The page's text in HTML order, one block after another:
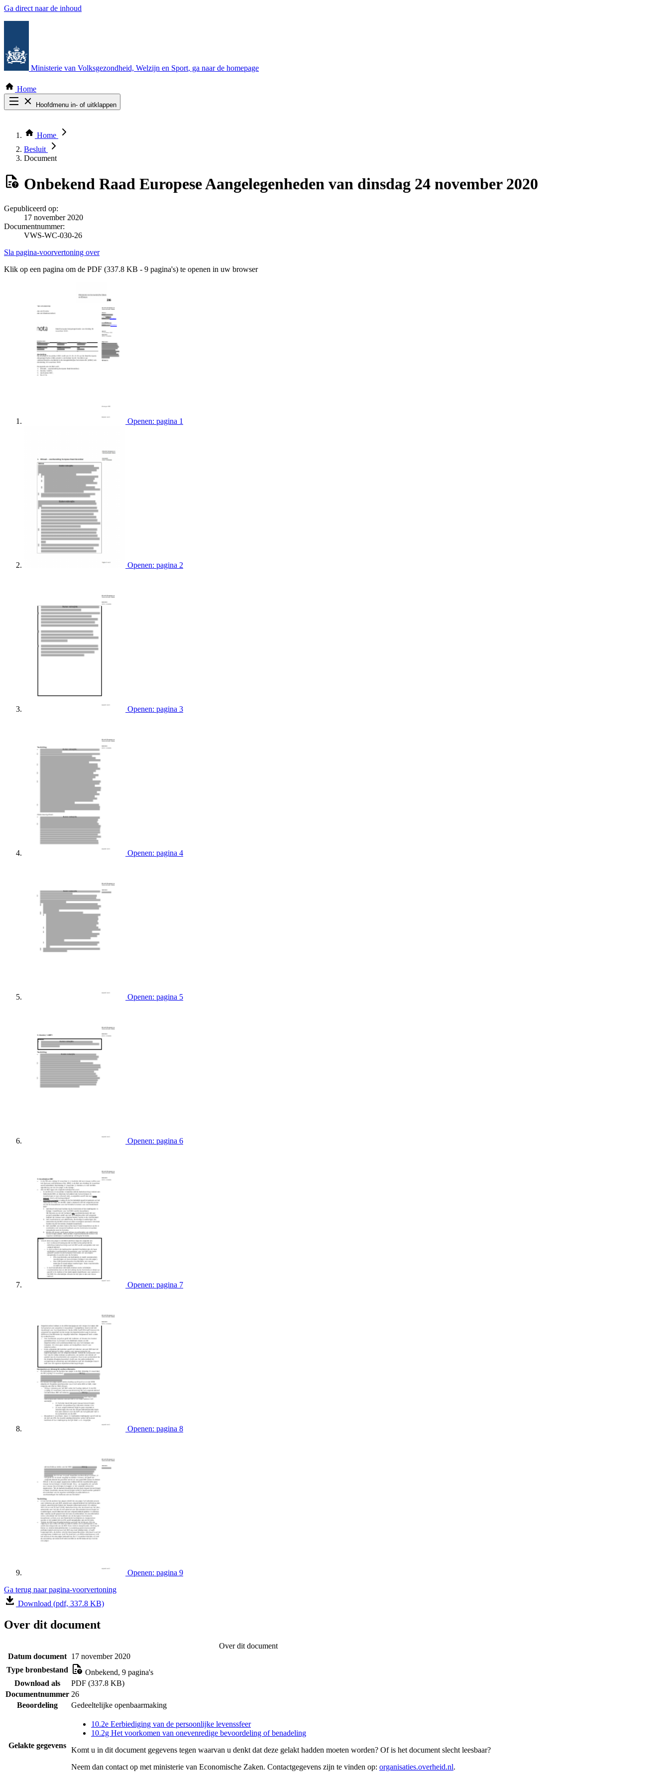
Ga direct naar de inhoud
Ministerie van Volksgezondheid, Welzijn en Sport, ga naar de homepage
Home
Hoofdmenu in- of uitklappen
Thema COVID-19
Bekijk per bestuursorgaan
Home
Besluit
Document
Onbekend Raad Europese Aangelegenheden van dinsdag 24 november 2020
Gepubliceerd op:
17 november 2020
Documentnummer:
VWS-WC-030-26
Sla pagina-voorvertoning over
Klik op een pagina om de PDF (337.8 KB - 9 pagina's) te openen in uw browser
Openen: pagina 1
Openen: pagina 2
Openen: pagina 3
Openen: pagina 4
Openen: pagina 5
Openen: pagina 6
Openen: pagina 7
Openen: pagina 8
Openen: pagina 9
Ga terug naar pagina-voorvertoning
Download (pdf, 337.8 KB)
Over dit document
Over dit document
Datum document 17 november 2020
Type bronbestand
Onbekend, 9 pagina's
Download als
PDF (337.8 KB)
Documentnummer 26
Beoordeling
Gedeeltelijke openbaarmaking
Gelakte gegevens
10.2e Eerbiediging van de persoonlijke levenssfeer
10.2g Het voorkomen van onevenredige bevoordeling of benadeling
Komt u in dit document gegevens tegen waarvan u denkt dat deze gelakt hadden moeten worden? Of is het document slecht leesbaar?
Neem dan contact op met ministerie van Economische Zaken. Contactgegevens zijn te vinden op: organisaties.overheid.nl.